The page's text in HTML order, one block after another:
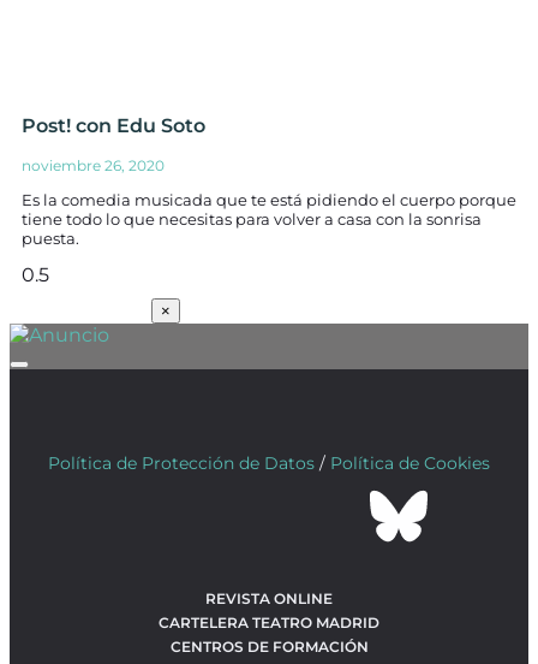
Post! con Edu Soto
noviembre 26, 2020
Es la comedia musicada que te está pidiendo el cuerpo porque
tiene todo lo que necesitas para volver a casa con la sonrisa
puesta.
×
Política de Protección de Datos / Política de Cookies
REVISTA ONLINE
CARTELERA TEATRO MADRID
CENTROS DE FORMACIÓN